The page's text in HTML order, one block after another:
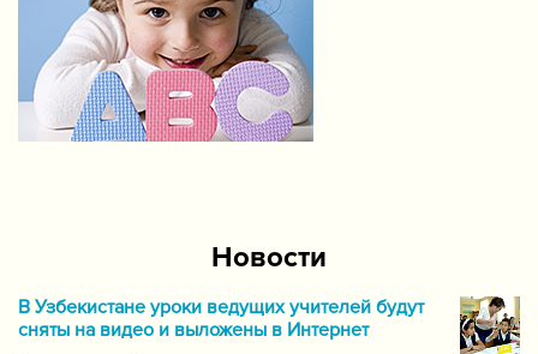
Новости
В Узбекистане уроки ведущих учителей будут
сняты на видео и выложены в Интернет